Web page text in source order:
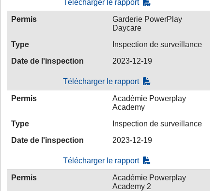
Télécharger le rapport
Permis
Garderie PowerPlay
Daycare
Type
Inspection de surveillance
Date de l'inspection
2023-12-19
Télécharger le rapport
Permis
Académie Powerplay
Academy
Type
Inspection de surveillance
Date de l'inspection
2023-12-19
Télécharger le rapport
Permis
Académie Powerplay
Academy 2